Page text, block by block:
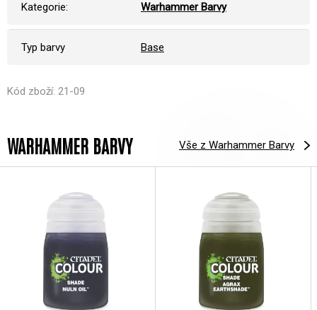
Kategorie: Warhammer Barvy
Typ barvy Base
Kód zboží: 21-09
WARHAMMER BARVY Vše z Warhammer Barvy